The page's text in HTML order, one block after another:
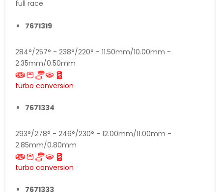
full race
7671319
284°/257° - 238°/220° - 11.50mm/10.00mm -
2.35mm/0.50mm
turbo conversion
7671334
293°/278° - 246°/230° - 12.00mm/11.00mm -
2.85mm/0.80mm
turbo conversion
7671333